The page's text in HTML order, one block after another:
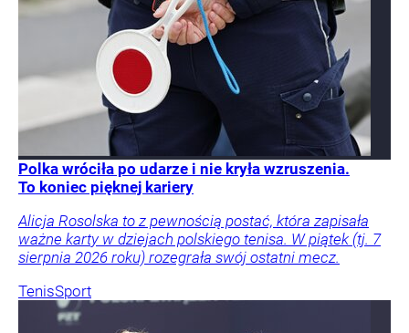
Polka wróciła po udarze i nie kryła wzruszenia.
To koniec pięknej kariery
Alicja Rosolska to z pewnością postać, która zapisała
ważne karty w dziejach polskiego tenisa. W piątek (tj. 7
sierpnia 2026 roku) rozegrała swój ostatni mecz.
TenisSport